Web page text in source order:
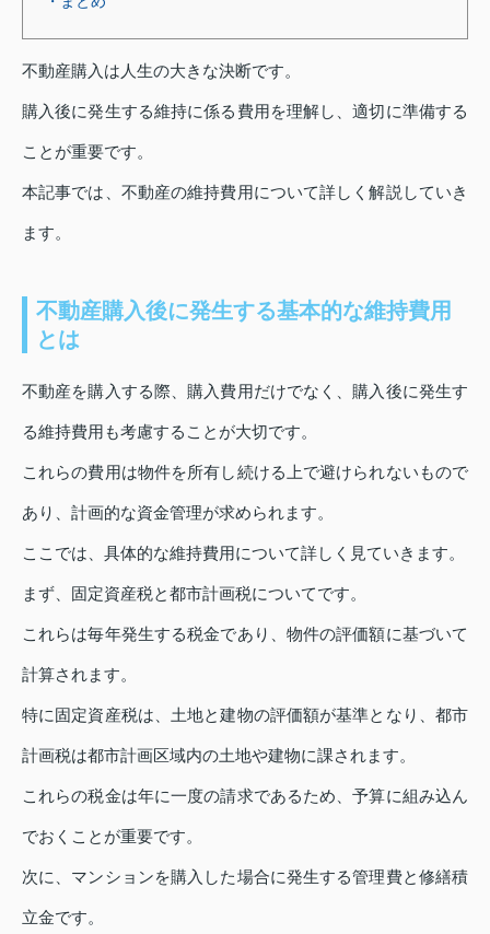
不動産購入は人生の大きな決断です。
購入後に発生する維持に係る費用を理解し、適切に準備する
ことが重要です。
本記事では、不動産の維持費用について詳しく解説していき
ます。
不動産購入後に発生する基本的な維持費用
とは
不動産を購入する際、購入費用だけでなく、購入後に発生す
る維持費用も考慮することが大切です。
これらの費用は物件を所有し続ける上で避けられないもので
あり、計画的な資金管理が求められます。
ここでは、具体的な維持費用について詳しく見ていきます。
まず、固定資産税と都市計画税についてです。
これらは毎年発生する税金であり、物件の評価額に基づいて
計算されます。
特に固定資産税は、土地と建物の評価額が基準となり、都市
計画税は都市計画区域内の土地や建物に課されます。
これらの税金は年に一度の請求であるため、予算に組み込ん
でおくことが重要です。
次に、マンションを購入した場合に発生する管理費と修繕積
立金です。